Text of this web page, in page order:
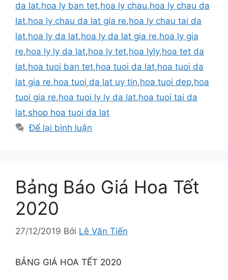
da lat,hoa ly ban tet,hoa ly chau,hoa ly chau da
lat,hoa ly chau da lat gia re,hoa ly chau tai da
lat,hoa ly da lat,hoa ly da lat gia re,hoa ly gia
re,hoa ly ly da lat,hoa ly tet,hoa lyly,hoa tet da
lat,hoa tuoi ban tet,hoa tuoi da lat,hoa tuoi da
lat gia re,hoa tuoi da lat uy tin,hoa tuoi dep,hoa
tuoi gia re,hoa tuoi ly ly da lat,hoa tuoi tai da
lat,shop hoa tuoi da lat
Để lại bình luận
Bảng Báo Giá Hoa Tết
2020
27/12/2019 Bởi Lê Văn Tiến
BẢNG GIÁ HOA TẾT 2020